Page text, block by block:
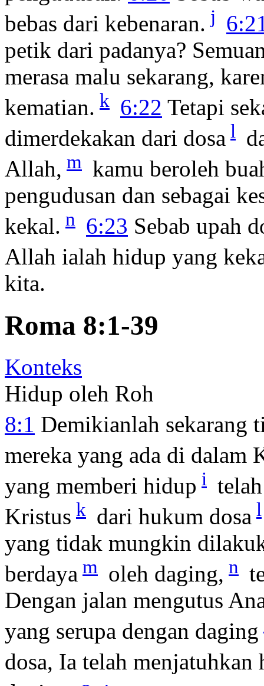
bebas dari kebenaran. j
petik dari padanya?
merasa malu sekarang,
kematian. k 6:22 Tetapi
dimerdekakan dari dosa l
Allah, m kamu beroleh
pengudusan dan sebagai
kekal. n 6:23 Sebab upah
Allah ialah hidup yang
kita.
Roma 8:1-39
Konteks
Hidup oleh Roh
8:1 Demikianlah sekarang
mereka yang ada di dalam
yang memberi hidup i
Kristus k dari hukum dosa l
yang tidak mungkin
berdaya m oleh daging, n
Dengan jalan mengutus
yang serupa dengan daging
dosa, Ia telah menjatuhkan